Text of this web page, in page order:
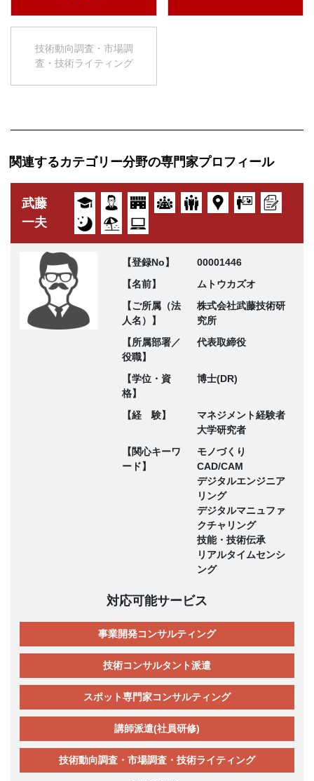
技術動向調査・市場調
査・技術ライティング
関連するカテゴリー分野の専門家プロフィール
武藤
一夫
【登録No】
00001446
【名前】
ムトウカズオ
【ご所属（法
人名）】
株式会社武藤技術研
究所
【所属部署／
役職】
代表取締役
【学位・資
格】
博士(DR)
【経 験】
マネジメント経験者
大学研究者
【関心キーワ
ード】
モノづくり
CAD/CAM
デジタルエンジニア
リング
デジタルマニュファ
クチャリング
技能・技術伝承
リアルタイムセンシ
ング
対応可能サービス
事業開発コンサルティング
技術コンサルタント派遣
スポット専門家コンサルティング
講師派遣(社員研修)
技術動向調査・市場調査・技術ライティング